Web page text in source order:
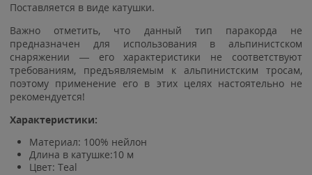
Поставляется в виде катушки.
Важно отметить, что данный тип паракорда не
предназначен для использования в альпинистском
снаряжении — его характеристики не соответствуют
требованиям, предъявляемым к альпинистским тросам,
поэтому применение его в этих целях настоятельно не
рекомендуется!
Характеристики:
Материал: 100% нейлон
Длина в катушке:10 м
Цвет: Teal